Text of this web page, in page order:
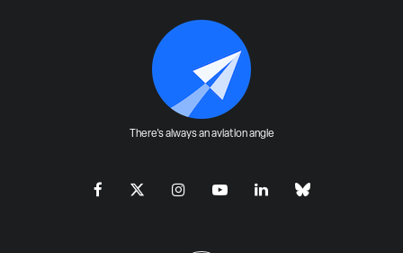
There's always an aviation angle